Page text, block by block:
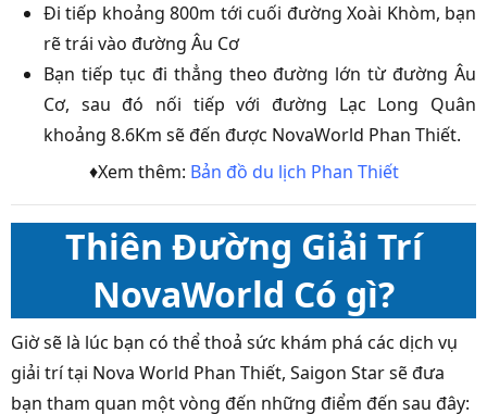
Đi tiếp khoảng 800m tới cuối đường Xoài Khòm, bạn
rẽ trái vào đường Âu Cơ
Bạn tiếp tục đi thẳng theo đường lớn từ đường Âu
Cơ, sau đó nối tiếp với đường Lạc Long Quân
khoảng 8.6Km sẽ đến được NovaWorld Phan Thiết.
♦Xem thêm: Bản đồ du lịch Phan Thiết
Thiên Đường Giải Trí
NovaWorld Có gì?
Giờ sẽ là lúc bạn có thể thoả sức khám phá các dịch vụ
giải trí tại Nova World Phan Thiết, Saigon Star sẽ đưa
bạn tham quan một vòng đến những điểm đến sau đây: